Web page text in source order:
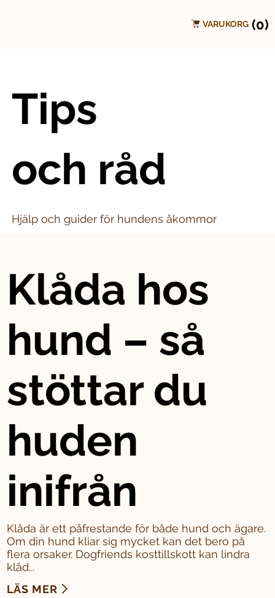
VARUKORG (0)
Tips
och råd
Hjälp och guider för hundens åkommor
Klåda hos
hund – så
stöttar du
huden
inifrån
Klåda är ett påfrestande för både hund och ägare.
Om din hund kliar sig mycket kan det bero på
flera orsaker. Dogfriends kosttillskott kan lindra
klåd...
LÄS MER